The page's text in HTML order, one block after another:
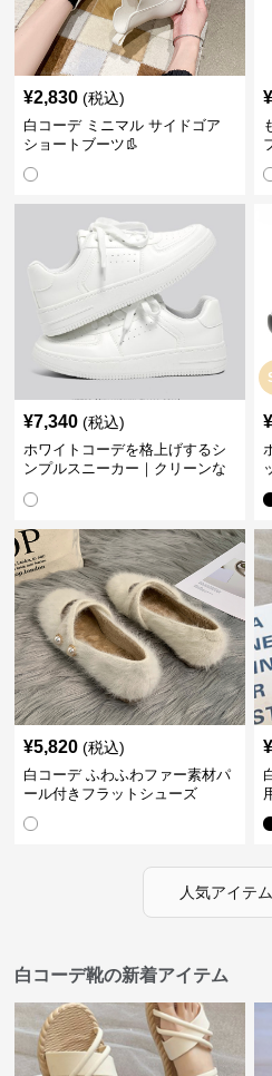
¥2,830 (税込)
白コーデ ミニマル サイドゴア
ショートブーツ👢
¥
¥7,340 (税込)
ホワイトコーデを格上げするシ
ンプルスニーカー｜クリーンな
¥
¥5,820 (税込)
白コーデ ふわふわファー素材パ
ール付きフラットシューズ
¥
人気アイテ
白コーデ靴の新着アイテム